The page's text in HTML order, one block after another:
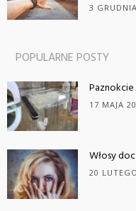
3
POPULARNE POSTY
17 MAJA
Włosy
20